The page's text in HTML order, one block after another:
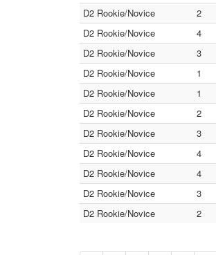
D2 Rookie/Novice
2
D2 Rookie/Novice
4
D2 Rookie/Novice
3
D2 Rookie/Novice
1
D2 Rookie/Novice
1
D2 Rookie/Novice
2
D2 Rookie/Novice
3
D2 Rookie/Novice
4
D2 Rookie/Novice
4
D2 Rookie/Novice
3
D2 Rookie/Novice
2